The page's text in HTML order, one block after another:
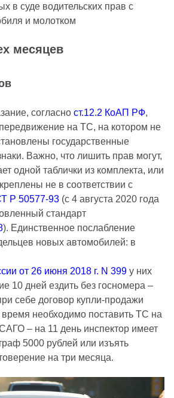
в суде водительских прав с
и молотком
месяцев
согласно ст.12.2 КоАП РФ,
на ТС, на котором не
государственные
Важно, что лишить прав могут,
одной таблички из комплекта, или
не в соответствии с
Р 50577-93 (с 4 августа 2020 года
стандарт
). Единственное послабление
новых автомобилей: в
от 26 июня 2018 г. N 399 у них
10 дней ездить без госномера –
себе договор купли-продажи
необходимо поставить ТС на
– на 11 день инспектор имеет
5000 рублей или изъять
на три месяца.